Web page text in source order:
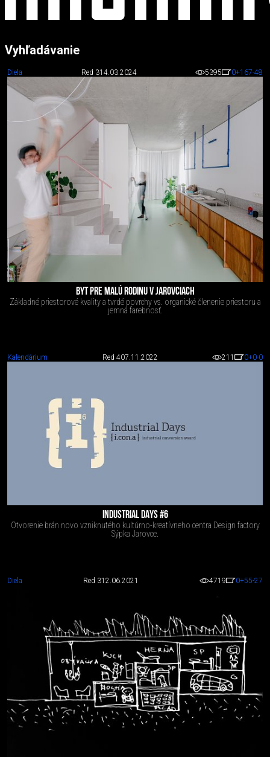
Vyhľadávanie
Diela Red 314.03.2024 5395 0+167-48
BYT PRE MALÚ RODINU V JAROVCIACH
Základné priestorové kvality a tvrdé povrchy vs. organické členenie priestoru a
jemná farebnosť.
Kalendárium Red 407.11.2022 211 0+0-0
INDUSTRIAL DAYS #6
Otvorenie brán novo vzniknutého kultúrno-kreatívneho centra Design factory
Sýpka Jarovce.
Diela Red 312.06.2021 4719 0+55-27